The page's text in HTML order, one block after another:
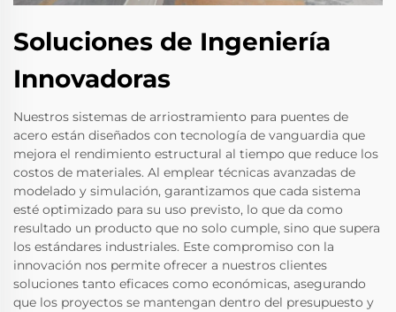
Soluciones de Ingeniería
Innovadoras
Nuestros sistemas de arriostramiento para puentes de
acero están diseñados con tecnología de vanguardia que
mejora el rendimiento estructural al tiempo que reduce los
costos de materiales. Al emplear técnicas avanzadas de
modelado y simulación, garantizamos que cada sistema
esté optimizado para su uso previsto, lo que da como
resultado un producto que no solo cumple, sino que supera
los estándares industriales. Este compromiso con la
innovación nos permite ofrecer a nuestros clientes
soluciones tanto eficaces como económicas, asegurando
que los proyectos se mantengan dentro del presupuesto y